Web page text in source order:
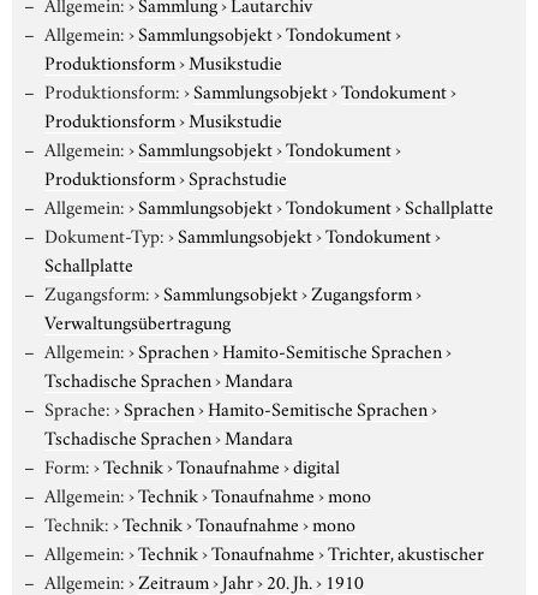
Allgemein:›Sammlungsobjekt›Tondokument›
Produktionsform›Musikstudie
Produktionsform:›Sammlungsobjekt›Tondokument›
Produktionsform›Musikstudie
Allgemein:›Sammlungsobjekt›Tondokument›
Produktionsform›Sprachstudie
Allgemein:›Sammlungsobjekt›Tondokument›Schallplatte
Dokument-Typ:›Sammlungsobjekt›Tondokument›
Schallplatte
Zugangsform:›Sammlungsobjekt›Zugangsform›
Verwaltungsübertragung
Allgemein:›Sprachen›Hamito-Semitische Sprachen›
Tschadische Sprachen›Mandara
Sprache:›Sprachen›Hamito-Semitische Sprachen›
Tschadische Sprachen›Mandara
Form:›Technik›Tonaufnahme›digital
Allgemein:›Technik›Tonaufnahme›mono
Technik:›Technik›Tonaufnahme›mono
Allgemein:›Technik›Tonaufnahme›Trichter, akustischer
Allgemein:›Zeitraum›Jahr›20. Jh.› 1910